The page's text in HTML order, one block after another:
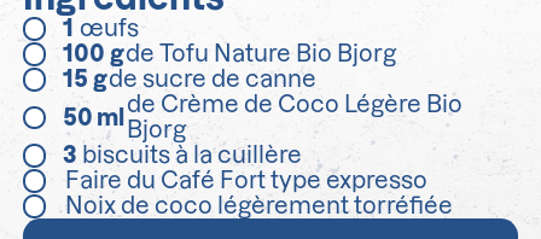
1 œufs
100 gde Tofu Nature Bio Bjorg
15 gde sucre de canne
50 ml de Crème de Coco Légère Bio
Bjorg
3 biscuits à la cuillère
Faire du Café Fort type expresso
Noix de coco légèrement torréfiée